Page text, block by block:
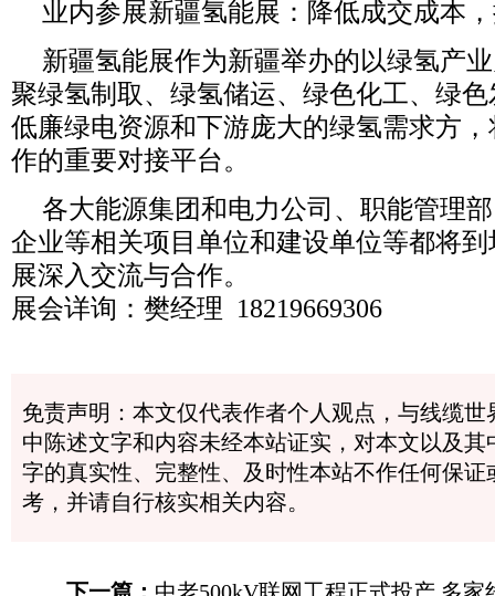
业内参展新疆氢能展：降低成交成本
新疆氢能展作为新疆举办的以绿氢产
聚绿氢制取、绿氢储运、绿色化工、绿
低廉绿电资源和下游庞大的绿氢需求方
作的重要对接平台。
各大能源集团和电力公司、职能管理
企业等相关项目单位和建设单位等都将
展深入交流与合作。
展会详询：樊经理
18219669306
免责声明：本文仅代表作者个人观点，与线缆
中陈述文字和内容未经本站证实，对本文以及
字的真实性、完整性、及时性本站不作任何保
考，并请自行核实相关内容。